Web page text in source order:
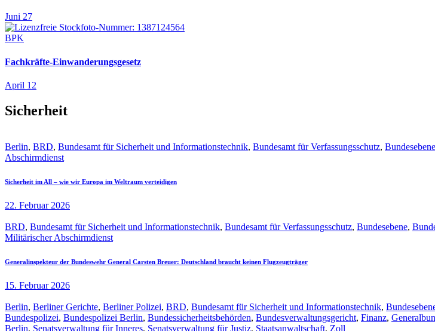
Juni 27
BPK
Fachkräfte-Einwanderungsgesetz
April 12
Sicherheit
Berlin, BRD, Bundesamt für Sicherheit und Informationstechnik, Bundesamt für Verfassungsschutz, Bundesebene
Abschirmdienst
Sicherheit im All – wie wir Europa im Weltraum verteidigen
22. Februar 2026
BRD, Bundesamt für Sicherheit und Informationstechnik, Bundesamt für Verfassungsschutz, Bundesebene,
Militärischer Abschirmdienst
Generalinspekteur der Bundeswehr General Carsten Breuer: Deutschland braucht keinen Flugzeugträger
15. Februar 2026
Berlin, Berliner Gerichte, Berliner Polizei, BRD, Bundesamt für Sicherheit und Informationstechnik,
Bundespolizei, Bundespolizei Berlin, Bundessicherheitsbehörden, Bundesverwaltungsgericht, Finanz,
Berlin, Senatsverwaltung für Inneres, Senatsverwaltung für Justiz, Staatsanwaltschaft, Zoll